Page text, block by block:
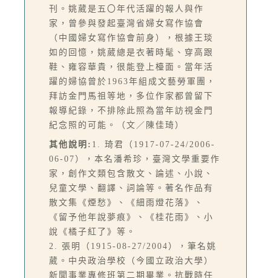
刊。姚葳是五〇年代活躍的報人與作
家，曾參與發起臺灣省婦女寫作協會
（中國婦女寫作協會前身），根據王琰
如的回憶，姚葳總是衣著時髦、穿高跟
鞋、雍容華貴，很能登上檯面。當年活
躍的婦協曾於1963年組成文藝勞軍團，
拜訪金門馬祖等地，多位作家都曾留下
報導紀錄，不排除此照為當年訪視金門
紀念照的可能。（文／陳佳琦）
其他說明: 1. 琦君（1917-07-24/2006-
06-07），本名潘希珍，臺灣文學重要作
家，創作文類包含散文、論述、小說、
兒童文學、翻譯、詞論等。著名作品有
散文集《煙愁》、《細雨燈花落》、
《留予他年說夢痕》、《桂花雨》、小
說《橘子紅了》等。
2. 張明（1915-08-27/2004），筆名姚
葳。中央政治學校（今國立政治大學）
新聞事業專修班第二期畢業。抗戰時任